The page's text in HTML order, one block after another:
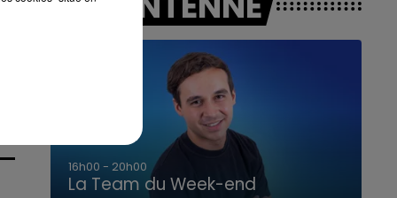
7h00 - 12h00
La Team du Week-end